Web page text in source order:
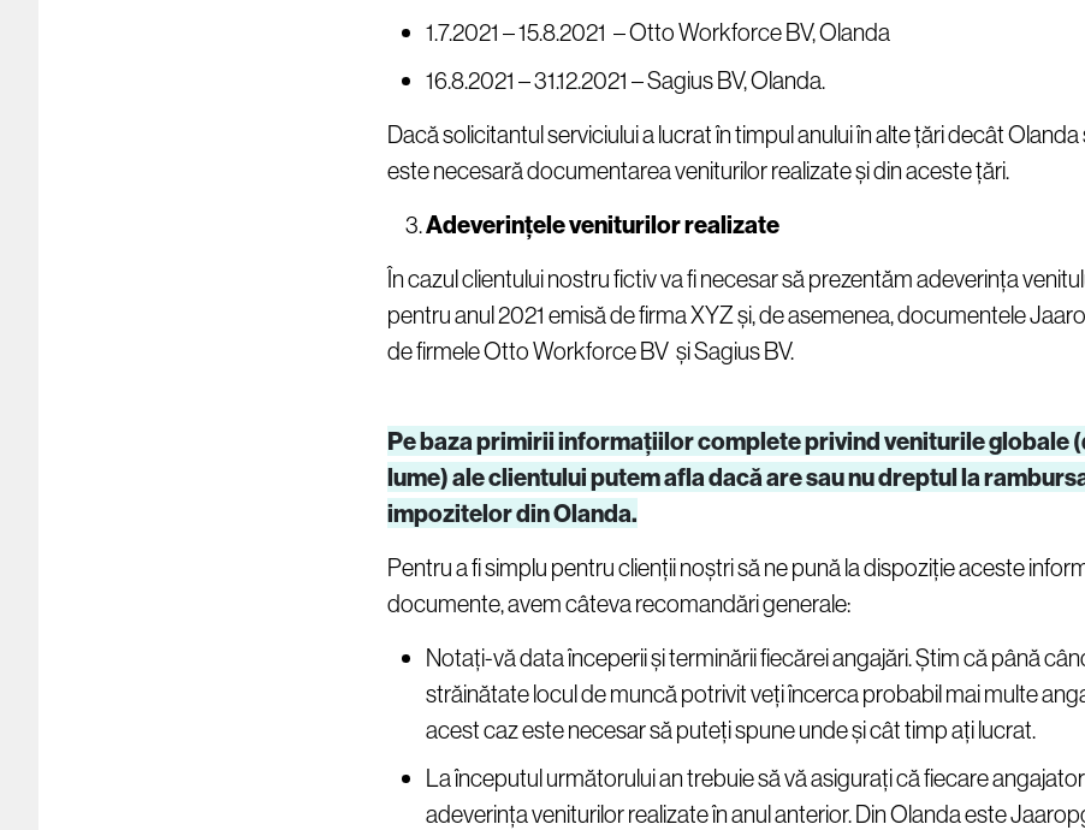
1.7.2021 – 15.8.2021 – Otto Workforce BV, Olanda
16.8.2021 – 31.12.2021 – Sagius BV, Olanda.
Dacă solicitantul serviciului a lucrat în timpul anului în alte țări decât
este necesară documentarea veniturilor realizate și din aceste țări.
Adeverințele veniturilor realizate
În cazul clientului nostru fictiv va fi necesar să prezentăm adeverința
pentru anul 2021 emisă de firma XYZ și, de asemenea, documentele
de firmele Otto Workforce BV și Sagius BV.
Pe baza primirii informațiilor complete privind veniturile globale
lume) ale clientului putem afla dacă are sau nu dreptul la
impozitelor din Olanda.
Pentru a fi simplu pentru clienții noștri să ne pună la dispoziție aceste
documente, avem câteva recomandări generale:
Notați-vă data începerii și terminării fiecărei angajări. Știm că până
străinătate locul de muncă potrivit veți încerca probabil mai multe
acest caz este necesar să puteți spune unde și cât timp ați lucrat.
La începutul următorului an trebuie să vă asigurați că fiecare
adeverința veniturilor realizate în anul anterior. Din Olanda este